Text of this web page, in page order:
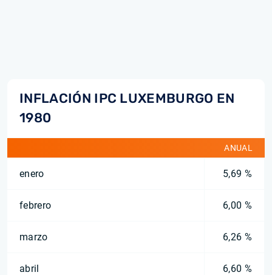
INFLACIÓN IPC LUXEMBURGO EN
1980
ANUAL
enero 5,69 %
febrero 6,00 %
marzo 6,26 %
abril 6,60 %